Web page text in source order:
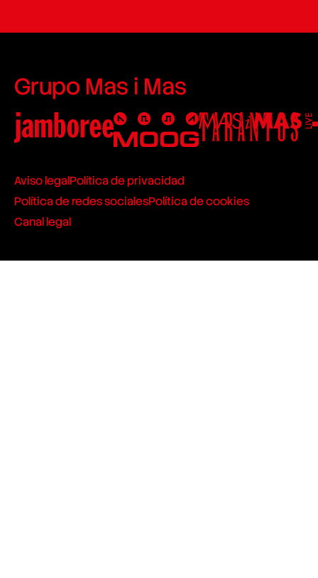
Grupo Mas i Mas
Aviso legalPolítica de privacidad
Política de redes socialesPolítica de cookies
Canal legal